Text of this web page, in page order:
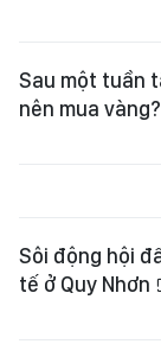
Sau một tuần
nên mua vàng?
Sôi động hội
tế ở Quy Nhơn